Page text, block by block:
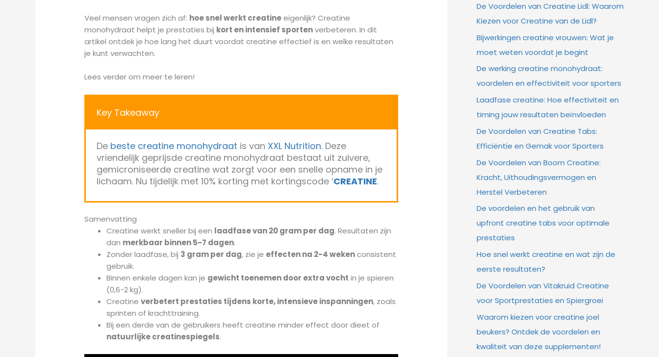
Veel mensen vragen zich af: hoe snel werkt creatineeigenlijk? Creatine
monohydraat helpt je prestaties bij kort en intensief sportenverbeteren. In dit
artikel ontdek je hoe lang het duurt voordat creatine effectief is en welke resultaten
je kunt verwachten.
Lees verder om meer te leren!
Key Takeaway
De beste creatine monohydraat is van XXL Nutrition. Deze
vriendelijk geprijsde creatine monohydraat bestaat uit zuivere,
gemicroniseerde creatine wat zorgt voor een snelle opname in je
lichaam. Nu tijdelijk met 10% korting met kortingscode ‘CREATINE.
Samenvatting
Creatine werkt sneller bij een laadfase van 20 gram per dag. Resultaten zijn
dan merkbaar binnen 5-7 dagen.
Zonder laadfase, bij 3 gram per dag, zie je effecten na 2-4 wekenconsistent
gebruik.
Binnen enkele dagen kan je gewicht toenemen door extra vocht in je spieren
(0,6-2 kg).
Creatineverbetert prestaties tijdens korte, intensieve inspanningen, zoals
sprinten of krachttraining.
Bij een derde van de gebruikers heeft creatine minder effect door dieet of
natuurlijke creatinespiegels.
De Voordelen van Creatine Lidl: Waarom
Kiezen voor Creatine van de Lidl?
Bijwerkingen creatine vrouwen: Wat je
moet weten voordat je begint
De werking creatine monohydraat:
voordelen en effectiviteit voor sporters
Laadfase creatine: Hoe effectiviteit en
timing jouw resultaten beïnvloeden
De Voordelen van Creatine Tabs:
Efficiëntie en Gemak voor Sporters
De Voordelen van Boom Creatine:
Kracht, Uithoudingsvermogen en
Herstel Verbeteren
De voordelen en het gebruik van
upfront creatine tabs voor optimale
prestaties
Hoe snel werkt creatine en wat zijn de
eerste resultaten?
De Voordelen van Vitakruid Creatine
voor Sportprestaties en Spiergroei
Waarom kiezen voor creatine joel
beukers? Ontdek de voordelen en
kwaliteit van deze supplementen!